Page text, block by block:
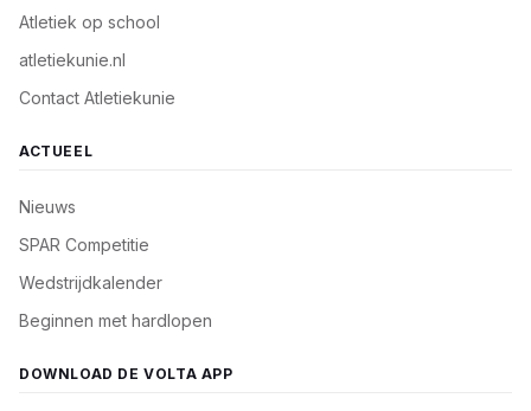
Atletiek op school
atletiekunie.nl
Contact Atletiekunie
ACTUEEL
Nieuws
SPAR Competitie
Wedstrijdkalender
Beginnen met hardlopen
DOWNLOAD DE VOLTA APP